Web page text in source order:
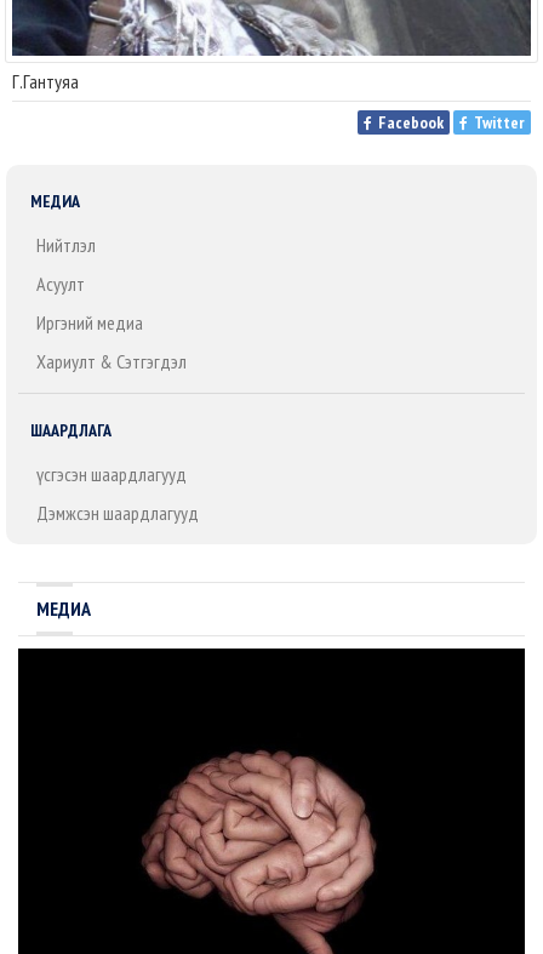
Г.Гантуяа
Facebook Twitter
МЕДИА
Нийтлэл
Асуулт
Иргэний медиа
Хариулт & Сэтгэгдэл
ШААРДЛАГА
Үүсгэсэн шаардлагууд
Дэмжсэн шаардлагууд
МЕДИА